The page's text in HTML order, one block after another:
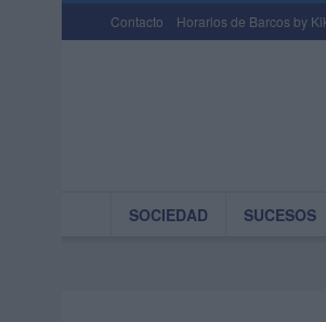
Contacto Horarios de Barcos by
SOCIEDAD SUCESOS